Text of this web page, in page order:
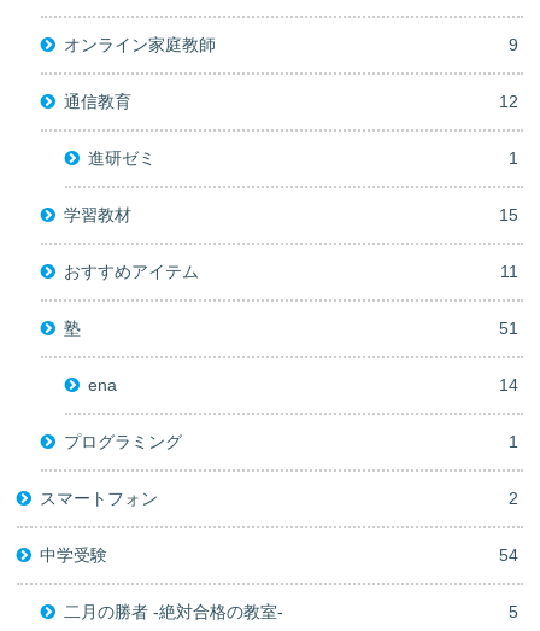
オンライン家庭教師 9
通信教育 12
進研ゼミ 1
学習教材 15
おすすめアイテム 11
塾 51
ena 14
プログラミング 1
スマートフォン 2
中学受験 54
二月の勝者 -絶対合格の教室- 5